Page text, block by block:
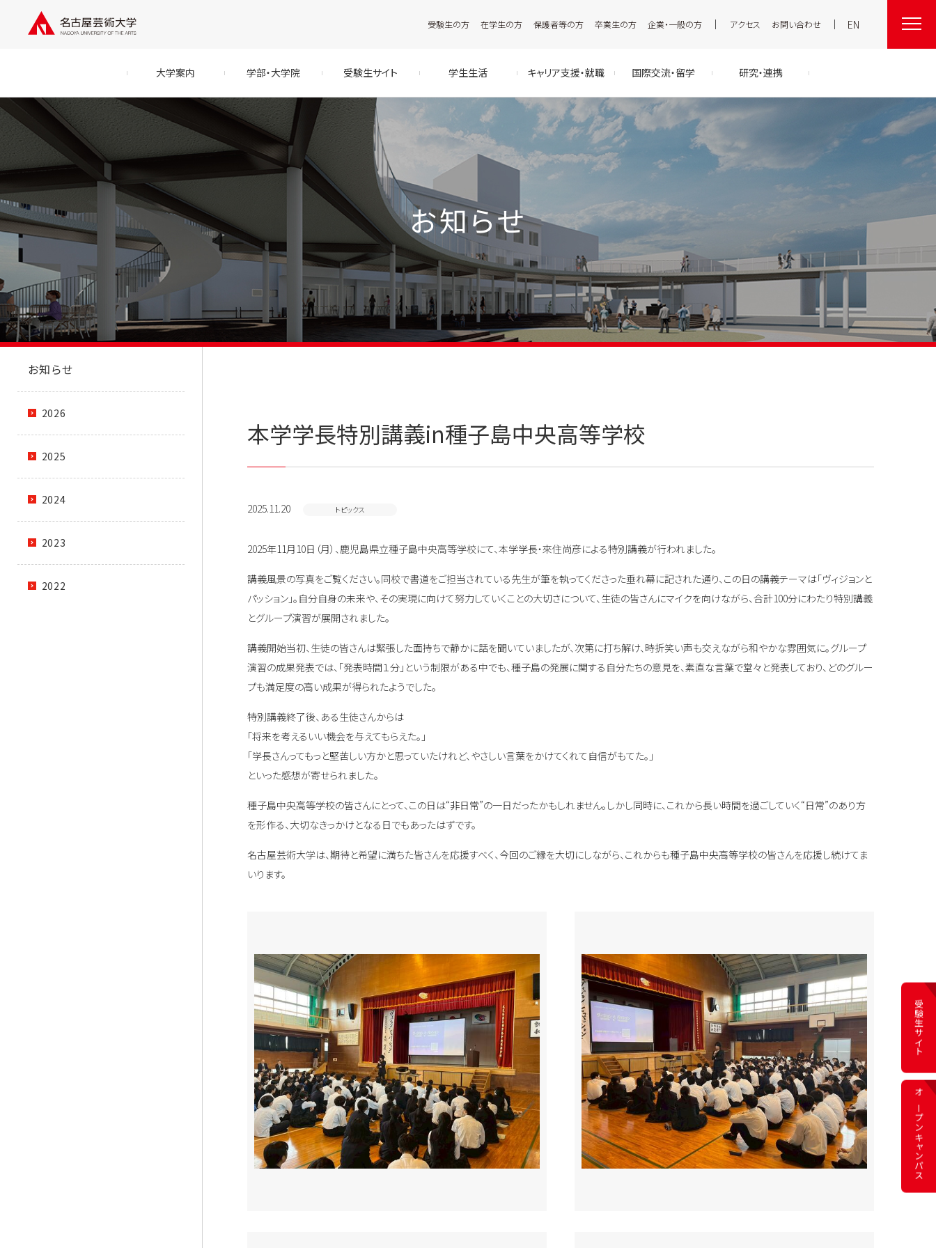
受験生の方 在学生の方 保護者等の方 卒業生の方 企業・一般の方 アクセス お問い合わせ EN
大学案内 学部・大学院 受験生サイト 学生生活 キャリア支援・就職 国際交流・留学 研究・連携
お知らせ
本学学長特別講義in種子島中央高等学校
2025.11.20 トピックス
2025年11月10日（月）、鹿児島県立種子島中央高等学校にて、本学学長・來住尚彦による特別講義が行われました。
講義風景の写真をご覧ください。同校で書道をご担当されている先生が筆を執ってくださった垂れ幕に記された通り、この日の講義テーマは「ヴィジョンと
パッション」。自分自身の未来や、その実現に向けて努力していくことの大切さについて、生徒の皆さんにマイクを向けながら、合計100分にわたり特別講義
とグループ演習が展開されました。
講義開始当初、生徒の皆さんは緊張した面持ちで静かに話を聞いていましたが、次第に打ち解け、時折笑い声も交えながら和やかな雰囲気に。グループ
演習の成果発表では、「発表時間１分」という制限がある中でも、種子島の発展に関する自分たちの意見を、素直な言葉で堂々と発表しており、どのグルー
プも満足度の高い成果が得られたようでした。
特別講義終了後、ある生徒さんからは
「将来を考えるいい機会を与えてもらえた。」
「学長さんってもっと堅苦しい方かと思っていたけれど、やさしい言葉をかけてくれて自信がもてた。」
といった感想が寄せられました。
種子島中央高等学校の皆さんにとって、この日は“非日常”の一日だったかもしれません。しかし同時に、これから長い時間を過ごしていく“日常”のあり方
を形作る、大切なきっかけとなる日でもあったはずです。
名古屋芸術大学は、期待と希望に満ちた皆さんを応援すべく、今回のご縁を大切にしながら、これからも種子島中央高等学校の皆さんを応援し続けてま
いります。
お知らせ
2026
2025
2024
2023
2022
オープン
キャンパス
受験生サイト